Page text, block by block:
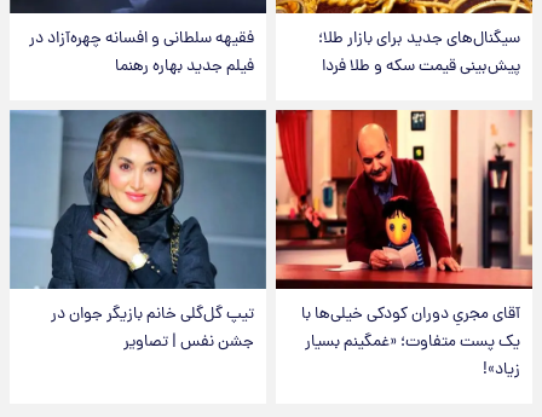
سیگنال‌های جدید برای بازار طلا؛
پیش‌بینی قیمت سکه و طلا فردا
فقیهه سلطانی و افسانه چهره‌آزاد در
فیلم جدید بهاره رهنما
آقای مجریِ دوران کودکی خیلی‌ها با
یک پست متفاوت؛ «غمگینم بسیار
زیاد»!
تیپ گل‌گلی خانم بازیگر جوان در
جشن نفس | تصاویر